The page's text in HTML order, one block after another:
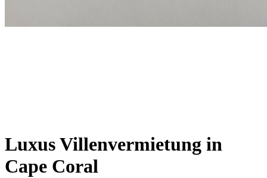
Luxus Villenvermietung in
Cape Coral